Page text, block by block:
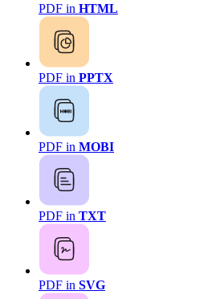
PDF in HTML
PDF in PPTX
PDF in MOBI
PDF in TXT
PDF in SVG